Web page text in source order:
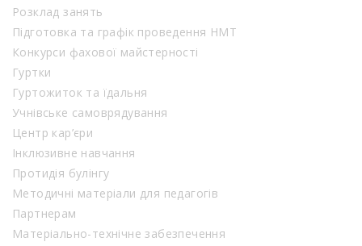
Розклад занять
Підготовка та графік проведення НМТ
Конкурси фахової майстерності
Гуртки
Гуртожиток та їдальня
Учнівське самоврядування
Центр кар’єри
Інклюзивне навчання
Протидія булінгу
Методичні матеріали для педагогів
Партнерам
Матеріально-технічне забезпечення